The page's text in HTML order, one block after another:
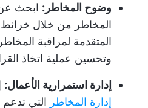
وضوح المخاطر: ابحث
المخاطر من خلال خرائط
المتقدمة لمراقبة
وتحسين عملية اتخاذ
إدارة استمرارية الأعمال:
إدارة المخاطر التي